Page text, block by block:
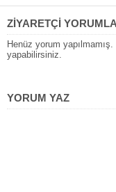
ZİYARETÇİ
Henüz yorum
yapabilirsiniz.
YORUM YAZ